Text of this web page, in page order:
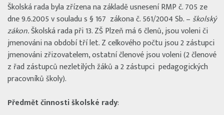
Školská rada byla zřízena na základě usnesení RMP č. 705 ze
dne 9.6.2005 v souladu s § 167 zákona č. 561/2004 Sb. – školský
zákon.Školská rada při 13. ZŠ Plzeň má 6 členů, jsou voleni či
jmenováni na období tří let. Z celkového počtu jsou 2 zástupci
jmenováni zřizovatelem, ostatní členové jsou voleni (2 členové
z řad zástupců nezletilých žáků a 2 zástupci pedagogických
pracovníků školy).
Předmět činnosti školské rady: